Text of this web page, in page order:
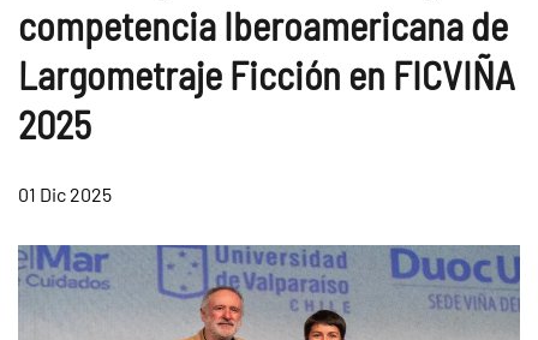
competencia Iberoamericana de
Largometraje Ficción en FICVIÑA
2025
01 Dic 2025